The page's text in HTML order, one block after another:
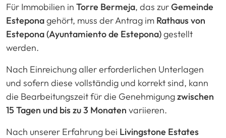
Für Immobilien in Torre Bermeja, das zurGemeinde
Esteponagehört, muss der Antrag im Rathaus von
Estepona (Ayuntamiento de Estepona)gestellt
werden.
Nach Einreichung aller erforderlichen Unterlagen
und sofern diese vollständig und korrekt sind, kann
die Bearbeitungszeit für die Genehmigungzwischen
15 Tagen und bis zu 3 Monaten variieren.
Nach unserer Erfahrung bei Livingstone Estates